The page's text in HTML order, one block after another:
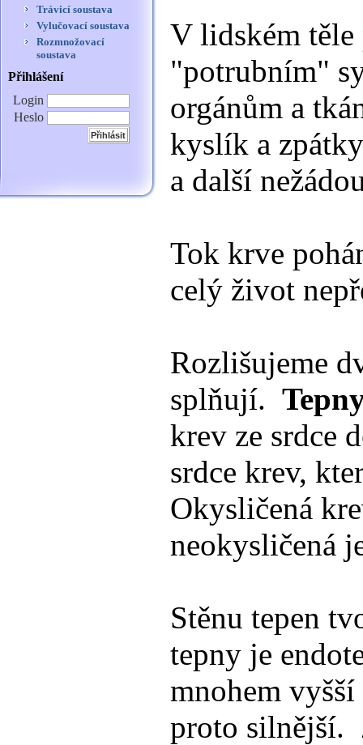
Trávicí soustava
Vylučovací soustava
Rozmnožovací
soustava
Přihlášení
Login
Heslo
V lidském
"potrubním"
orgánům a
kyslík a
a další
Tok krve
celý život
Rozlišujeme
splňují.
krev ze srdce
srdce krev,
Okysličená
neokysličená
Stěnu tepen
tepny je
mnohem
proto silnější.